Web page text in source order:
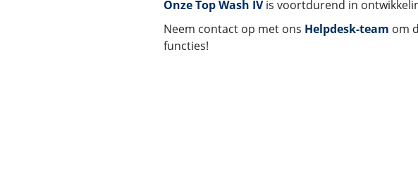
Onze Top Wash IVis voortdurend in
Neem contact op met ons Helpdesk-team om
functies!